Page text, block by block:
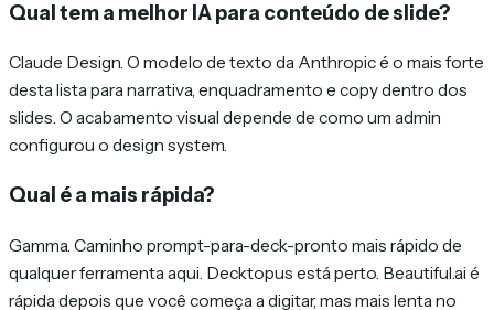
Qual tem a melhor IA para conteúdo de slide?
Claude Design. O modelo de texto da Anthropic é o mais forte
desta lista para narrativa, enquadramento e copy dentro dos
slides. O acabamento visual depende de como um admin
configurou o design system.
Qual é a mais rápida?
Gamma. Caminho prompt-para-deck-pronto mais rápido de
qualquer ferramenta aqui. Decktopus está perto. Beautiful.ai é
rápida depois que você começa a digitar, mas mais lenta no